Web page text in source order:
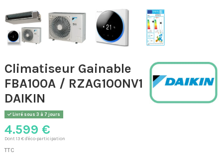
Climatiseur Gainable
FBA100A / RZAG100NV1
DAIKIN
Livré sous 3 à 7 jours
4.599 €
Dont 13 € d'éco-participation
TTC